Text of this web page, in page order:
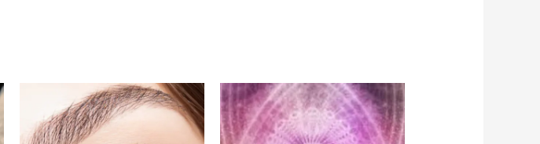
Ce
a